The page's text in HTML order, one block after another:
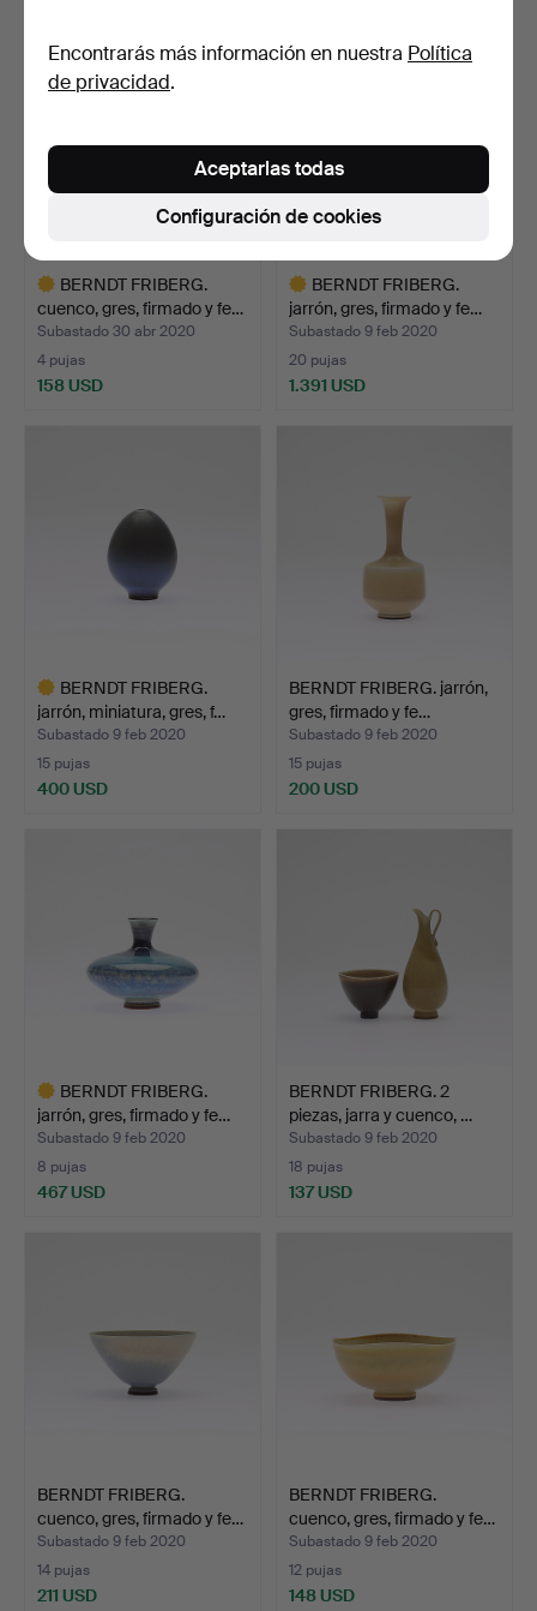
seleccionado
BERNDT FRIBERG.
cuenco, gres, firmado y fe…
Subastado 30 abr 2020
4 pujas
158 USD
BERNDT FRIBERG.
jarrón, gres, firmado y fe…
Subastado 9 feb 2020
20 pujas
1.391 USD
BERNDT FRIBERG.
jarrón, miniatura, gres, f…
Subastado 9 feb 2020
15 pujas
400 USD
BERNDT FRIBERG. jarrón,
gres, firmado y fe…
Subastado 9 feb 2020
15 pujas
200 USD
BERNDT FRIBERG.
jarrón, gres, firmado y fe…
Subastado 9 feb 2020
8 pujas
467 USD
BERNDT FRIBERG. 2
piezas, jarra y cuenco, …
Subastado 9 feb 2020
18 pujas
137 USD
BERNDT FRIBERG.
cuenco, gres, firmado y fe…
Subastado 9 feb 2020
14 pujas
211 USD
BERNDT FRIBERG.
cuenco, gres, firmado y fe…
Subastado 9 feb 2020
12 pujas
148 USD
Encontrarás más información en nuestra Política
de privacidad.
Configuración de cookies
Aceptarlas todas